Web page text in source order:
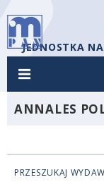
JEDNOSTKA
ANNALES
PRZESZUKAJ